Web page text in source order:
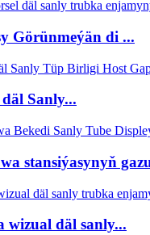
Görünmeýän di ...
Sanly...
stansiýasynyň
wizual däl sanly...